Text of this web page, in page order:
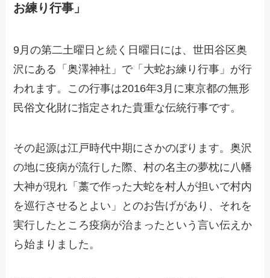
お練り行事」
9月の第二土曜日と続く日曜日には、世田谷区奥
沢にある「奥澤神社」で「大蛇お練り行事」が行
われます。この行事は2016年3月に東京都の無形
民俗文化財に指定された貴重な伝統行事です。
その起源は江戸時代中期にさかのぼります。奥沢
の地に疫病が流行した際、村の名主の夢枕に八幡
大神が現れ「藁で作った大蛇を村人が担いで村内
を巡行させるとよい」とのお告げがあり、それを
実行したところ疫病が治まったという言い伝えか
ら始まりました。